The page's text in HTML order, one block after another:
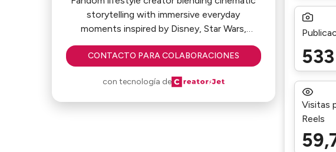
storytelling with immersive everyday
moments inspired by Disney, Star Wars,
theme parks, fashion, and nostalgia!
CONTACTO PARA COLABORACIONES
con tecnología de
533
Visitas
Reels